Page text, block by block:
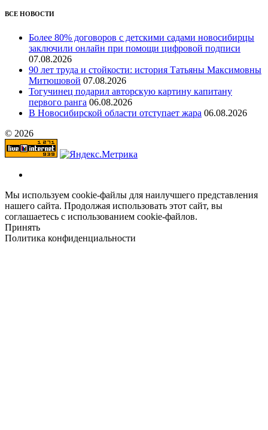
ВСЕ НОВОСТИ
Более 80% договоров с детскими садами новосибирцы
заключили онлайн при помощи цифровой подписи
07.08.2026
90 лет труда и стойкости: история Татьяны Максимовны
Митюшовой 07.08.2026
Тогучинец подарил авторскую картину капитану
первого ранга 06.08.2026
В Новосибирской области отступает жара 06.08.2026
© 2026
Мы используем cookie-файлы для наилучшего представления
нашего сайта. Продолжая использовать этот сайт, вы
соглашаетесь с использованием cookie-файлов.
Принять
Политика конфиденциальности